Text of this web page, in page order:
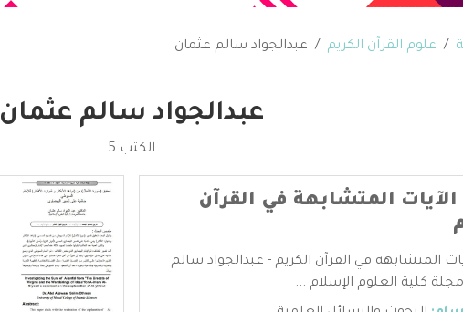
علوم القرآن الكريم عبدالجواد سالم عثمان
عبدالجواد سالم عثمان
الكتب 5
الآيات المتشابهة في القرآن
المتشابهة في القرآن الكريم - عبدالجواد سالم
كلية العلوم الإسلام ...